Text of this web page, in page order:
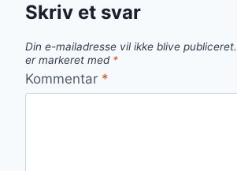
Skriv et svar
Din e-mailadresse vil ikke blive publiceret.
er markeret med *
Kommentar *